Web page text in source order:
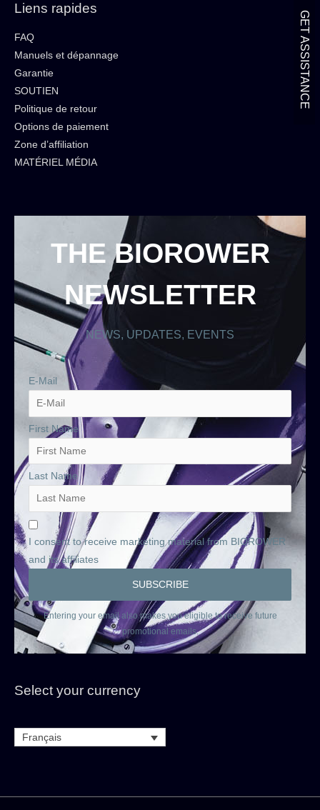
Liens rapides
FAQ
Manuels et dépannage
Garantie
SOUTIEN
Politique de retour
Options de paiement
Zone d’affiliation
MATÉRIEL MÉDIA
THE BIOROWER
NEWSLETTER
NEWS, UPDATES, EVENTS
E-Mail
First Name
Last Name
I consent to receive marketing material from BIOROWER
and its affiliates
Entering your email also makes you eligible to receive future
promotional emails.
Select your currency
Français
GET ASSISTANCE